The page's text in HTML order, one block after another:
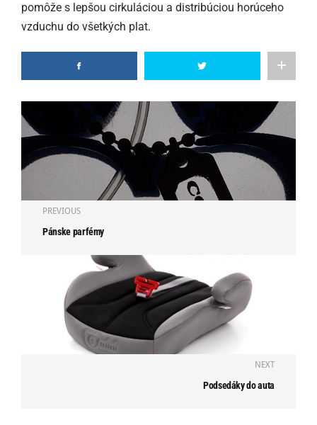
pomôže s lepšou cirkuláciou a distribúciou horúceho
vzduchu do všetkých plat.
PREVIOUS
Pánske parfémy
NEXT
Podsedáky do auta